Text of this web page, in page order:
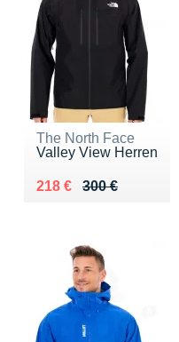
The North Face
Valley View Herren
300 €
Au lieu de 300 €
218 €
Vendu 218 €